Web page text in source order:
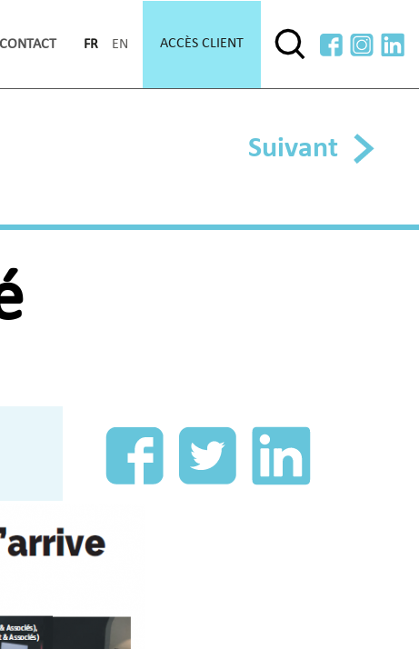
CONTACT FR EN ACCÈS CLIENT
Suivant